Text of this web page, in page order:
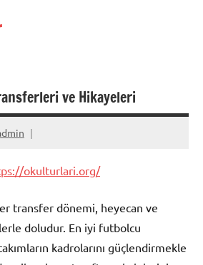
ve Hikayeleri
okulturlari.org/
transfer dönemi, heyecan ve
doludur. En iyi futbolcu
kadrolarını güçlendirmekle